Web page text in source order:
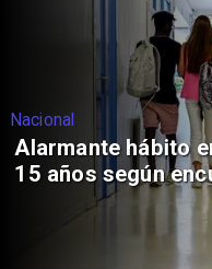
Nacional
Alarmante hábito
15 años según